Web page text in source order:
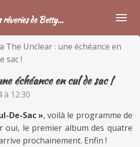
rêveries de Betty...
The Unclear : une échéance en
sac !
échéance en cul de sac !
à 12:30
De-Sac », voilà le programme de
oui, le premier album des quatre
prochainement. Enfin !